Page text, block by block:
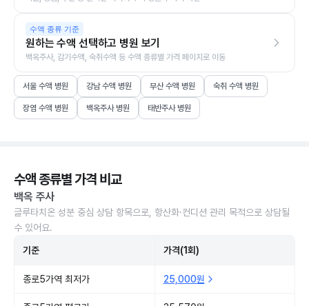
수액 종류 기준
원하는 수액 선택하고 병원 보기
백옥주사, 감기수액, 숙취수액 등 수액 종류별 가격 페이지로 이동
서울 수액 병원 강남 수액 병원 부산 수액 병원 숙취 수액 병원
장염 수액 병원 백옥주사 병원 태반주사 병원
수액 종류별 가격 비교
백옥 주사
글루타치온 성분 중심 상담 항목으로, 항산화·컨디션 관리 목적으로 상담될
수 있어요.
기준 가격(1회)
종로5가역 최저가 25,000원